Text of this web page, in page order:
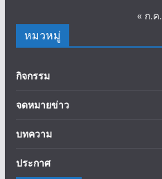
« ก.ค.
หมวหมู่
กิจกรรม
จดหมายข่าว
บทความ
ประกาศ